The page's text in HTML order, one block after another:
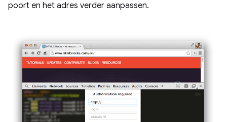
poort en het adres verder aanpassen.